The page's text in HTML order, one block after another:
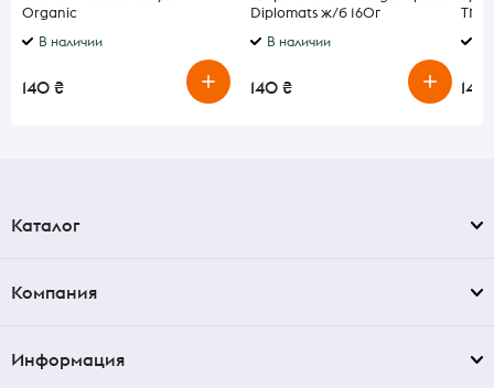
Organic
В наличии
140 ₴
Diplomats ж/б 160г
В наличии
140 ₴
ТМ
140
Каталог
Компания
Информация